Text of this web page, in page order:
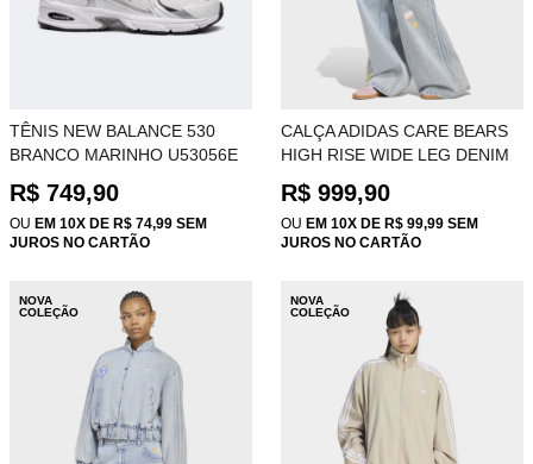
TÊNIS NEW BALANCE 530
BRANCO MARINHO U53056E
R$ 749,90
OU EM 10X DE R$ 74,99 SEM
JUROS NO CARTÃO
CALÇA ADIDAS CARE BEARS
HIGH RISE WIDE LEG DENIM
PANT KQ6748
R$ 999,90
OU EM 10X DE R$ 99,99 SEM
JUROS NO CARTÃO
NOVA
COLEÇÃO
NOVA
COLEÇÃO